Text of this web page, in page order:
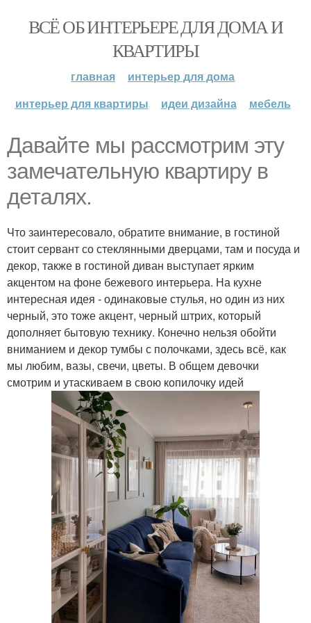
ВСЁ ОБ ИНТЕРЬЕРЕ ДЛЯ ДОМА И
КВАРТИРЫ
главная
интерьер для дома
интерьер для квартиры
идеи дизайна мебель
Давайте мы рассмотрим эту
замечательную квартиру в
деталях.
Что заинтересовало, обратите внимание, в гостиной
стоит сервант со стеклянными дверцами, там и посуда и
декор, также в гостиной диван выступает ярким
акцентом на фоне бежевого интерьера. На кухне
интересная идея - одинаковые стулья, но один из них
черный, это тоже акцент, черный штрих, который
дополняет бытовую технику. Конечно нельзя обойти
вниманием и декор тумбы с полочками, здесь всё, как
мы любим, вазы, свечи, цветы. В общем девочки
смотрим и утаскиваем в свою копилочку идей